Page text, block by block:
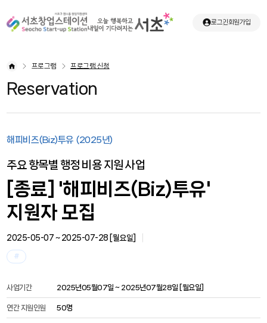
로그인회원가입
프로그램 프로그램 신청
Reservation
해피비즈(Biz)투유 (2025년)
주요 항목별 행정 비용 지원 사업
[종료] '해피비즈(Biz)투유'
지원자 모집
2025-05-07 ~ 2025-07-28 [ 월요일
#
사업기간 2025년05월07일 ~ 2025년07월28일 [월요일]
연간 지원인원 50명